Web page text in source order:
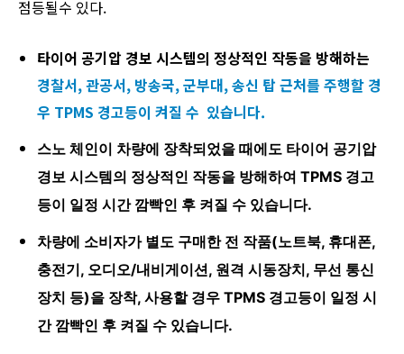
점등될수 있다.
타이어 공기압 경보 시스템의 정상적인 작동을 방해하는
경찰서, 관공서, 방송국, 군부대, 송신 탑 근처를 주행할 경
우 TPMS 경고등이 켜질 수 있습니다.
스노 체인이 차량에 장착되었을 때에도 타이어 공기압
경보 시스템의 정상적인 작동을 방해하여 TPMS 경고
등이 일정 시간 깜빡인 후 켜질 수 있습니다.
차량에 소비자가 별도 구매한 전 작품(노트북, 휴대폰,
충전기, 오디오/내비게이션, 원격 시동장치, 무선 통신
장치 등)을 장착, 사용할 경우 TPMS 경고등이 일정 시
간 깜빡인 후 켜질 수 있습니다.